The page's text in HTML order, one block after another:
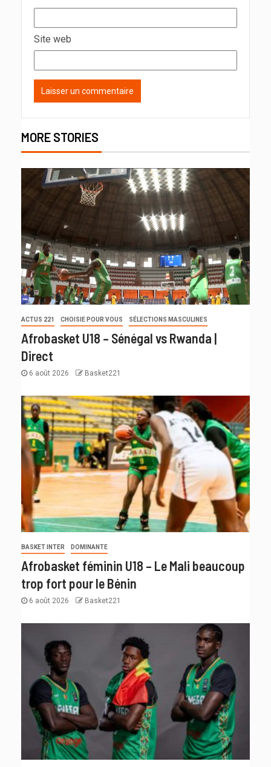
Site web
MORE STORIES
ACTUS 221 CHOISIE POUR VOUS SÉLECTIONS MASCULINES
Afrobasket U18 – Sénégal vs Rwanda |
Direct
6 août 2026 Basket221
BASKET INTER DOMINANTE
Afrobasket féminin U18 – Le Mali beaucoup
trop fort pour le Bénin
6 août 2026 Basket221